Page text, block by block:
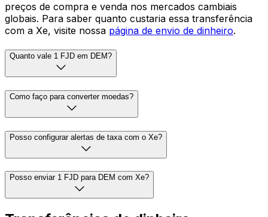
preços de compra e venda nos mercados cambiais
globais. Para saber quanto custaria essa transferência
com a Xe, visite nossa página de envio de dinheiro.
Quanto vale 1 FJD em DEM?
Como faço para converter moedas?
Posso configurar alertas de taxa com o Xe?
Posso enviar 1 FJD para DEM com Xe?